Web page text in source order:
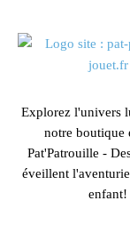
Explorez l'univers
notre boutique
Pat'Patrouille -
éveillent
enfant!